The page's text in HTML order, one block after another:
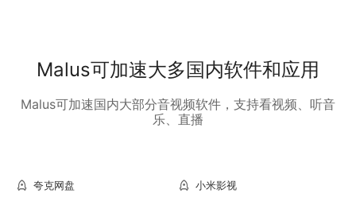
Malus可加速大多国内软件和应用
Malus可加速国内大部分音视频软件，支持看视频、听音
乐、直播
夸克网盘 小米影视